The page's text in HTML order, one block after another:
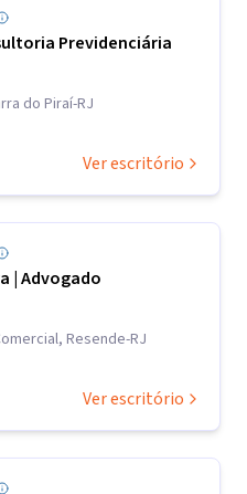
Previdenciária
do Piraí-RJ
Ver escritório
| Advogado
Resende-RJ
Ver escritório